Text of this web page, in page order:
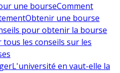
une bourseComment
Obtenir une bourse
pour obtenir la bourse
les conseils sur les
L'université en vaut-elle la